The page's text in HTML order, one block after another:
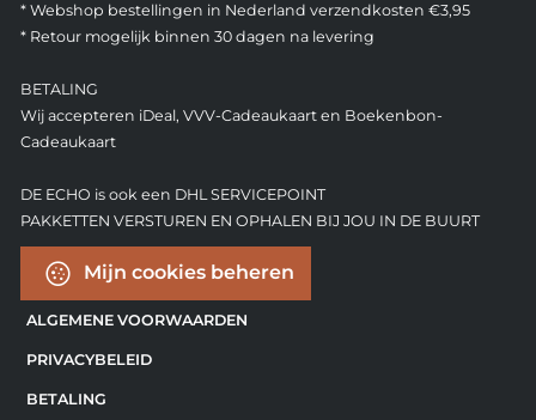
* Webshop bestellingen in Nederland verzendkosten €3,95
* Retour mogelijk binnen 30 dagen na levering
BETALING
Wij accepteren iDeal, VVV-Cadeaukaart en Boekenbon-
Cadeaukaart
DE ECHO is ook een DHL SERVICEPOINT
PAKKETTEN VERSTUREN EN OPHALEN BIJ JOU IN DE BUURT
Mijn cookies beheren
ALGEMENE VOORWAARDEN
PRIVACYBELEID
BETALING